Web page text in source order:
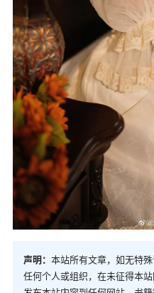
声明： 本站所有文章，如无特
任何个人或组织，在未征得本